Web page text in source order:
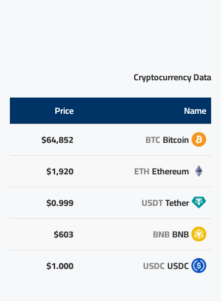
Cryptocurrency Data
Name
Price
Bitcoin
BTC
$64,852
Ethereum
ETH
$1,920
Tether
USDT
$0.999
BNB
BNB
$603
USDC
USDC
$1.000